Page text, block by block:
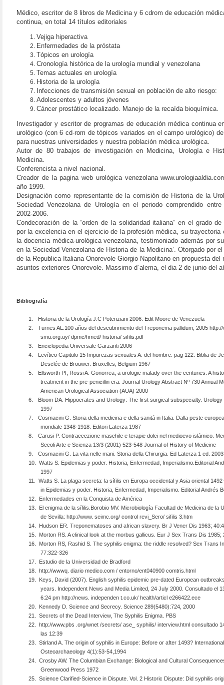
Médico, escritor de 8 libros de Medicina y 6 cdrom de educación
continua, en total 14 títulos editoriales
Vejiga hiperactiva
Enfermedades de la próstata
Tópicos en urología
Cronología histórica de la urología mundial y venezolana
Temas actuales en urología
Historia de la urología
Infecciones de transmisión sexual en población de alto riesgo:
Adolescentes y adultos jóvenes
Cáncer prostático localizado. Manejo de la recaída bioquímica.
Investigador y escritor de programas de educación médica continua
urológico (con 6 cd-rom de tópicos variados en el campo urológico)
para nuestras universidades y nuestra población médica urológica.
Autor de 80 trabajos de investigación en Medicina, Urología e
Medicina.
Conferencista a nivel nacional.
Creador de la pagina web urológica venezolana
año 1999.
Designación como representante de la comisión de Historia de la
Sociedad Venezolana de Urología en el periodo comprendido
2002-2006.
Condecoración de la “orden de la solidaridad italiana” en el grado de
por la excelencia en el ejercicio de la profesión médica, su trayectoria
la docencia médica-urológica venezolana, testimoniado además por
en la Sociedad Venezolana de Historia de la Medicina’. Otorgado por
de la Republica Italiana Onorevole Giorgio Napolitano en propuesta del
asuntos exteriores Onorevole. Massimo d´alema, el dia 2 de junio del
Bibliografía
1.
Historia de la Urología J.C Potenziani 2006. Edit Moore de Venezuela
2.
Turnes AL.100 años del descubrimiento del Treponema pallidum, 2005 http://
smu.org.uy/ dpmc/hmed/ historia/ sifilis.pdf
3.
Enciclopedia Universale Garzanti 2006
4.
Levítico Capitulo 15 Impurezas sexuales A. del hombre. pag 122. Biblia de
Desclée de Brouwer. Bruxelles, Belgium 1967
5.
Ellsworth PI, Rossi A. Gonorrea, a urologic malady over the centuries. A
treatment in the pre-penicillin era. Journal Urology Abstract Nº 730 Annual
American Urological Association (AUA) 2000
6.
Bloom DA. Hippocrates and Urology: The first surgical subspecialty. Urology
1997
7.
Cosmacini G. Storia della medicina e della sanitá in Italia. Dalla peste
mondiale 1348-1918. Editori Laterza 1987
8.
Carusi P. Contraccezione maschile e terapie dolci nel medioevo islámico.
Secoli Arte e Scienza 13/3 (2001) 523-548 Journal of History of Medicine
9.
Cosmacini G. La vita nelle mani. Storia della Chirurgia. Ed Laterza 1 ed. 2003
10.
Watts S. Epidemias y poder. Historia, Enfermedad, Imperialismo.Editorial
1997
11.
Watts S. La plaga secreta: la sífilis en Europa occidental y Asia oriental
in Epidemias y poder. Historia, Enfermedad, Imperialismo. Editorial Andrés
12.
Enfermedades en la Conquista de América
13.
El enigma de la sífilis.Borobio MV. Microbiología Facultad de Medicina de la
de Sevilla: http://www. seimc.org/ control revi_Sero/ sifilis 3.htm
14.
Hudson ER. Treponematoses and african slavery. Br J Vener Dis 1963;
15.
Morton RS. A clinical look at the morbus gallicus. Eur J Sex Trans Dis 1985;
16.
Morton RS, Rashid S. The syphilis enigma: the riddle resolved? Sex Trans
77:322-326
17.
Estudio de la Universidad de Bradford
18.
http://wwwq. diario medico.com / entorno/ent040900 comtris.html
19.
Keys, David (2007). English syphilis epidemic pre-dated European
years. Independent News and Media Limited, 24 July 2000. Consultado el
6:24 pm http://news. independen t.co.uk/ health/articl e266422.ece
20.
Kennedy D. Science and Secrecy. Science 289(5480):724, 2000
21.
Secrets of the Dead Interview, The Syphilis Enigma. PBS
22.
http://www.pbs .org/wnet /secrets/ ase_ syphilis/ interview.html consultado
las 12:39
23.
Stirland A. The origin of syphilis in Europe: Before or after 1493? International
Osteoarchaeology 4(1):53-54,1994
24.
Crosby AW. The Columbian Exchange: Biological and Cultural
Greenwood Press 1972
25.
Science Clarified-Science in Dispute. Vol. 2 Historic Dispute: Did syphilis